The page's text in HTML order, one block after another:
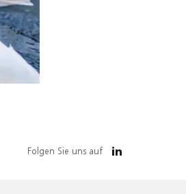
Folgen Sie uns auf